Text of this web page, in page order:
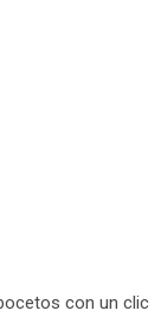
con un clic